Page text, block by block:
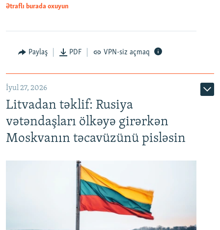
Ətraflı burada oxuyun
Paylaş PDF VPN-siz açmaq
İyul 27, 2026
Litvadan təklif: Rusiya
vətəndaşları ölkəyə girərkən
Moskvanın təcavüzünü pisləsin